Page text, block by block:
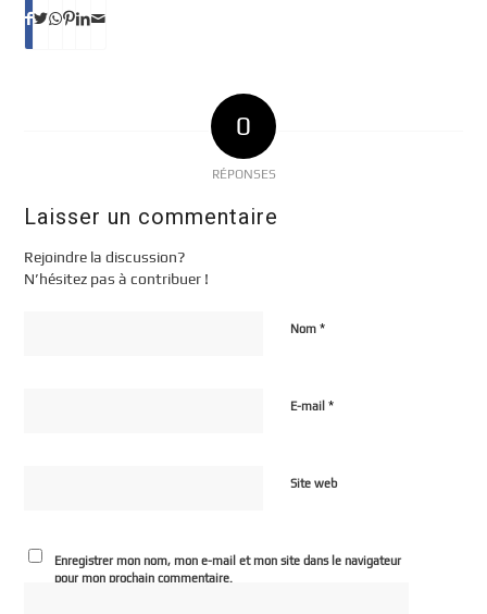
0
RÉPONSES
Laisser un commentaire
Rejoindre la discussion?
N’hésitez pas à contribuer !
Nom*
E-mail*
Site web
Enregistrer mon nom, mon e-mail et mon site dans le navigateur
pour mon prochain commentaire.